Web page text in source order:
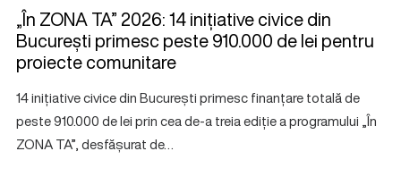
„În ZONA TA” 2026: 14 inițiative civice din
București primesc peste 910.000 de lei pentru
proiecte comunitare
14 inițiative civice din București primesc finanțare totală de
peste 910.000 de lei prin cea de-a treia ediție a programului „În
ZONA TA”, desfășurat de…